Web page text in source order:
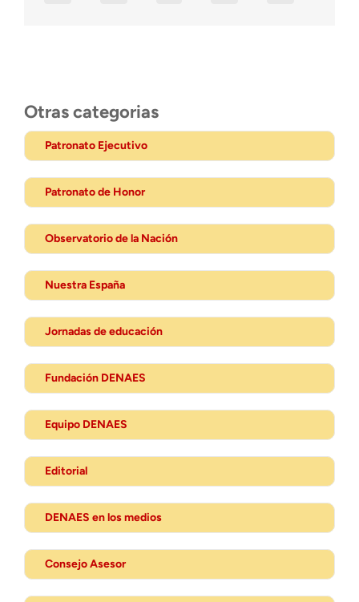
Otras categorias
Patronato Ejecutivo
Patronato de Honor
Observatorio de la Nación
Nuestra España
Jornadas de educación
Fundación DENAES
Equipo DENAES
Editorial
DENAES en los medios
Consejo Asesor